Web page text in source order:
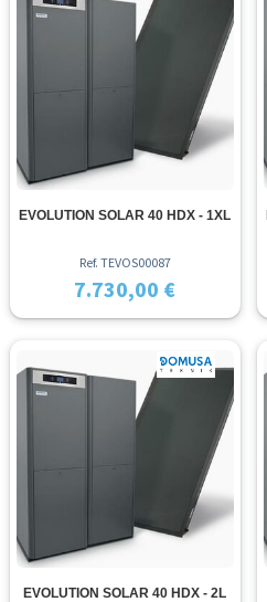
EVOLUTION SOLAR 40 HDX - 1XL
Ref. TEVOS00087
7.730,00 €
EVOLUTION SOLAR 40 HDX - 2L